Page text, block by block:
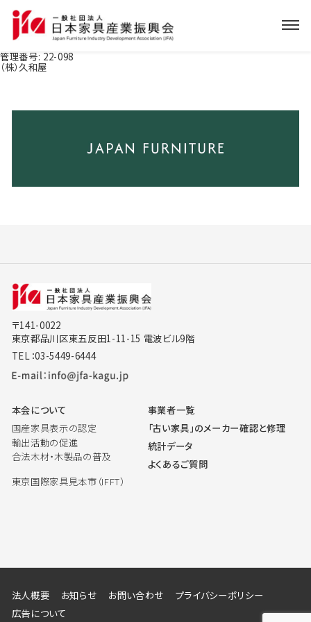
管理番号: 22-098
（株）久和屋
〒141-0022
東京都品川区東五反田1-11-15 電波ビル9階
TEL：03-5449-6444
本会について
国産家具表示の認定
輸出活動の促進
合法木材・木製品の普及
東京国際家具見本市（IFFT）
事業者一覧
「古い家具」のメーカー確認と修理
統計データ
よくあるご質問
法人概要 お知らせ お問い合わせ
プライバシーポリシー
広告について